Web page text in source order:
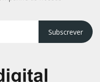
Subscrever